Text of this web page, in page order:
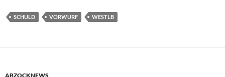
SCHULD VORWURF WESTLB
ABZOCKNEWS